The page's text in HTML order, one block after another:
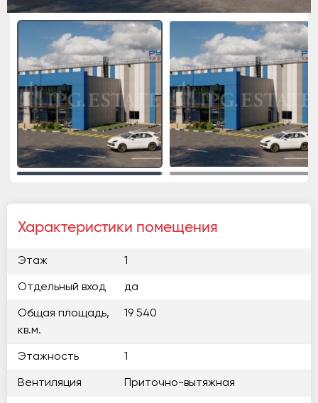
Характеристики помещения
Этаж 1
Отдельный вход да
Общая площадь,
кв.м.
19 540
Этажность 1
Вентиляция Приточно-вытяжная